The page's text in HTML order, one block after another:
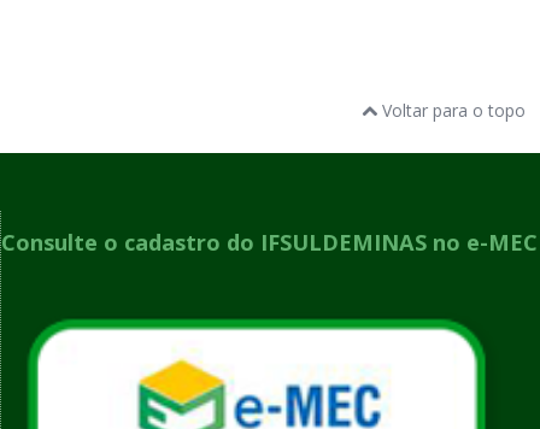
Voltar para o topo
Consulte o cadastro do IFSULDEMINAS no e-MEC